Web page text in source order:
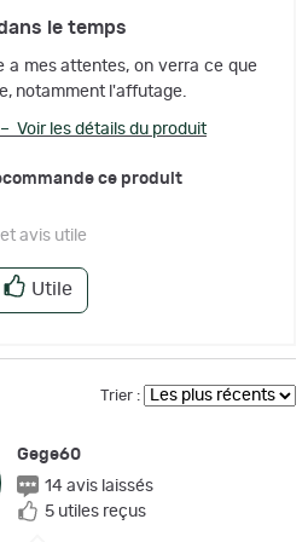
le temps
a mes attentes, on verra ce que
notamment l'affutage.
Voir les détails du produit
ce produit
avis utile
Utile
Trier :
Gege60
14 avis laissés
5 utiles reçus